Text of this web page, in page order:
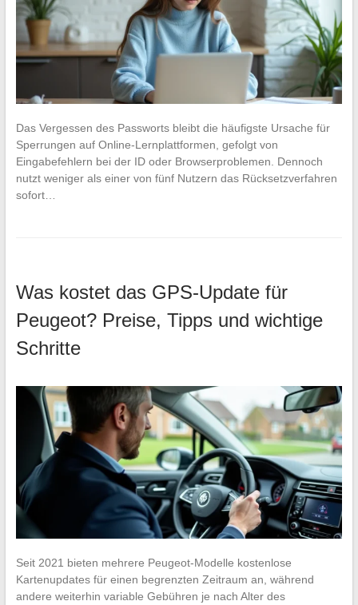
Das Vergessen des Passworts bleibt die häufigste Ursache für
Sperrungen auf Online-Lernplattformen, gefolgt von
Eingabefehlern bei der ID oder Browserproblemen. Dennoch
nutzt weniger als einer von fünf Nutzern das Rücksetzverfahren
sofort…
Was kostet das GPS-Update für
Peugeot? Preise, Tipps und wichtige
Schritte
Seit 2021 bieten mehrere Peugeot-Modelle kostenlose
Kartenupdates für einen begrenzten Zeitraum an, während
andere weiterhin variable Gebühren je nach Alter des